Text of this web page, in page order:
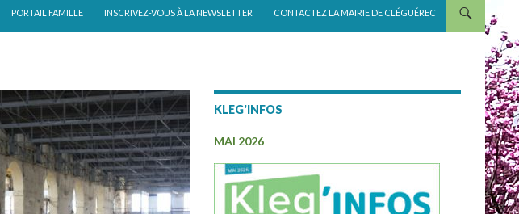
PORTAIL FAMILLE INSCRIVEZ-VOUS À LA NEWSLETTER CONTACTEZ LA MAIRIE DE CLÉGUÉREC
KLEG'INFOS
MAI 2026